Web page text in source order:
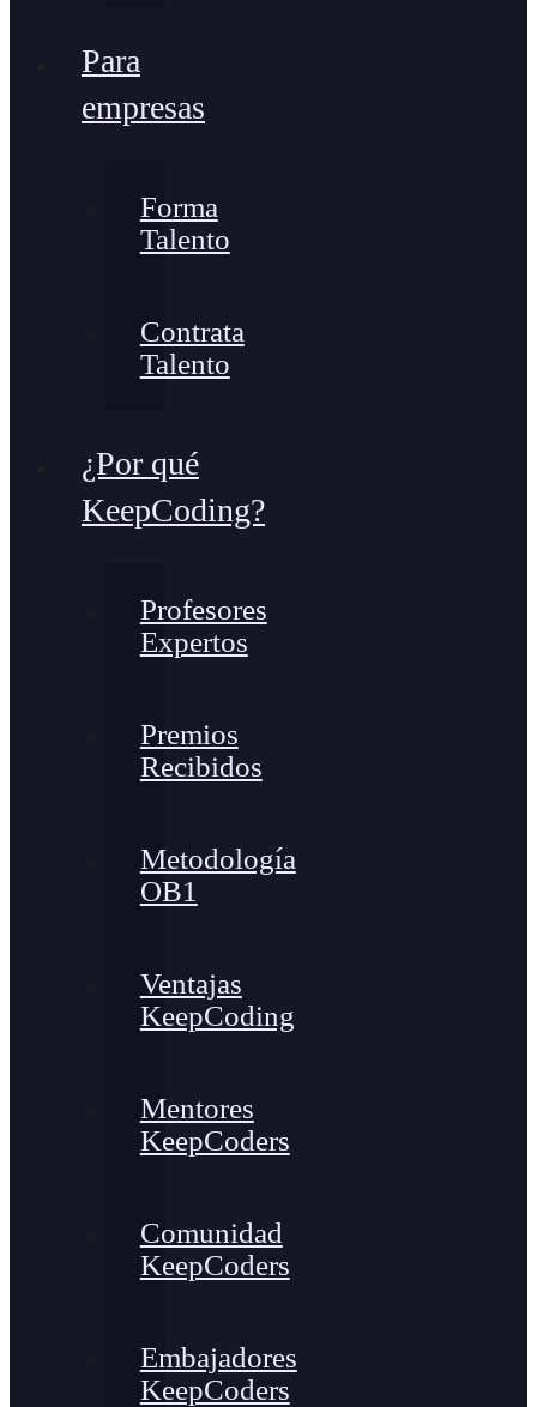
Para
empresas
Forma
Talento
Contrata
Talento
¿Por qué
KeepCoding?
Profesores
Expertos
Premios
Recibidos
Metodología
OB1
Ventajas
KeepCoding
Mentores
KeepCoders
Comunidad
KeepCoders
Embajadores
KeepCoders